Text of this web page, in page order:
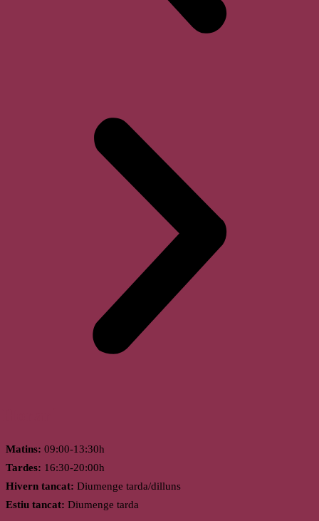
Matins: 09:00-13:30h
Tardes: 16:30-20:00h
Hivern tancat: Diumenge tarda/dilluns
Estiu tancat: Diumenge tarda